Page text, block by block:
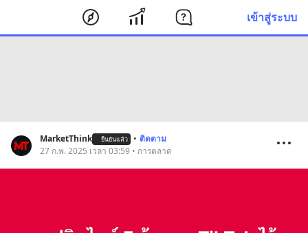
เข้าสู่ระบบ
MarketThink ยืนยันแล้ว • ติดตาม
27 ก.พ. 2025 เวลา 03:59 • การตลาด